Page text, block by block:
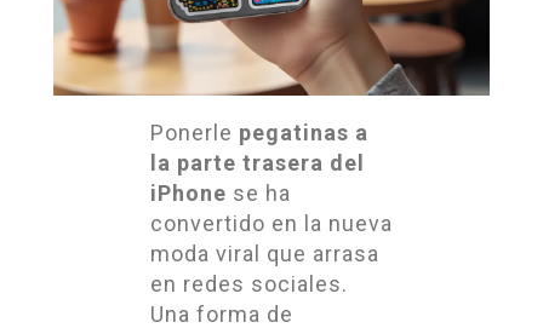
Ponerle pegatinas a
la parte trasera del
iPhone se ha
convertido en la nueva
moda viral que arrasa
en redes sociales.
Una forma de